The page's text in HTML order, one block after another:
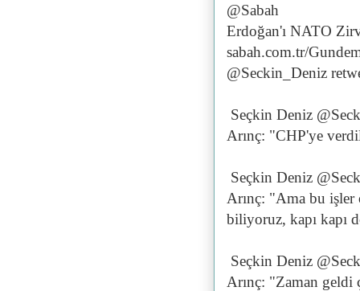
@Sabah
Erdoğan'ı NATO
sabah.com.tr/
@Seckin_Deniz
Seçkin Deniz
Arınç: "CHP'ye
Seçkin Deniz
Arınç: "Ama bu işler
biliyoruz, kapı kapı
Seçkin Deniz
Arınç: "Zaman geldi